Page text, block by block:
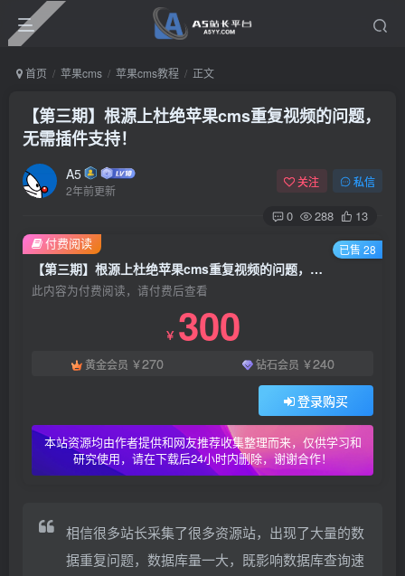
首页 苹果cms 苹果cms教程 正文
【第三期】根源上杜绝苹果cms重复视频的问题，
无需插件支持！
A5
2年前更新
关注 私信
0 288 13
【第三期】根源上杜绝苹果cms重复视频的问题，无需插件支持！
此内容为付费阅读，请付费后查看
￥ 300
黄金会员 ￥270 钻石会员 ￥240
登录购买
本站资源均由作者提供和网友推荐收集整理而来，仅供学习和
研究使用，请在下载后24小时内删除，谢谢合作！
付费阅读 已售 28
相信很多站长采集了很多资源站，出现了大量的数
据重复问题，数据库量一大，既影响数据库查询速